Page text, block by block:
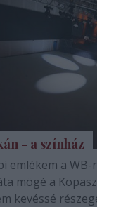
- a színház
emlékem a WB-ről:
mögé a Kopaszi-
kevéssé részegen